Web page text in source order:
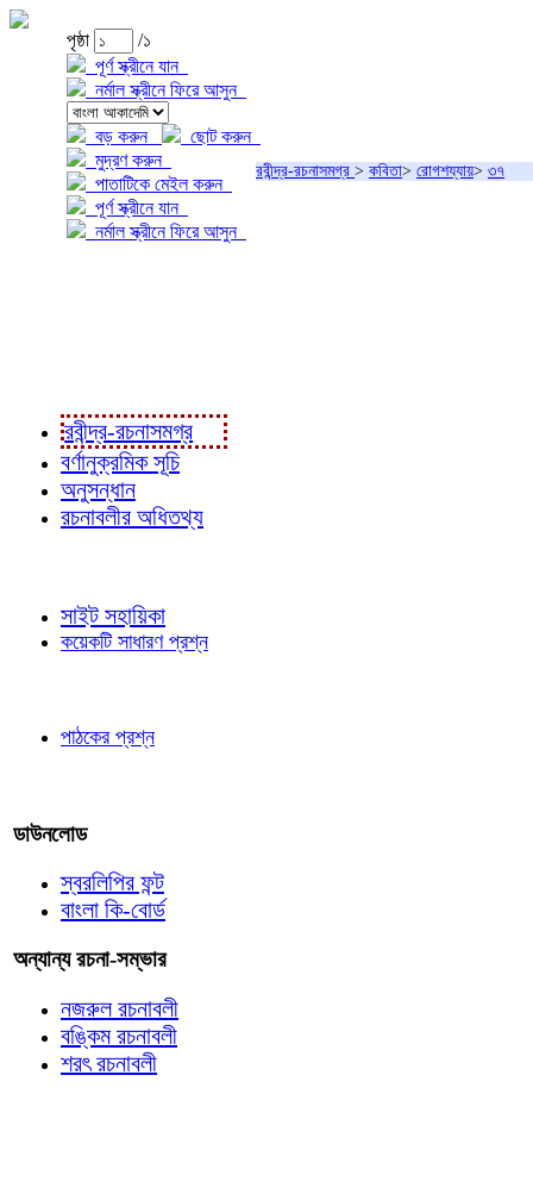
পৃষ্ঠা
/১
পূর্ণ স্ক্রীনে যান
নর্মাল স্ক্রীনে ফিরে আসুন
বড় করুন
ছোট করুন
মুদ্রণ করুন
পাতাটিকে মেইল করুন
পূর্ণ স্ক্রীনে যান
নর্মাল স্ক্রীনে ফিরে আসুন
রবীন্দ্র-রচনাসমগ্র > কবিতা> রোগশয্যায়> ৩৭
রবীন্দ্র-রচনাসমগ্র
বর্ণানুক্রমিক সূচি
অনুসন্ধান
রচনাবলীর অধিতথ্য
সাইট সহায়িকা
কয়েকটি সাধারণ প্রশ্ন
পাঠকের প্রশ্ন
ডাউনলোড
স্বরলিপির ফন্ট
বাংলা কি-বোর্ড
অন্যান্য রচনা-সম্ভার
নজরুল রচনাবলী
বঙ্কিম রচনাবলী
শরৎ রচনাবলী